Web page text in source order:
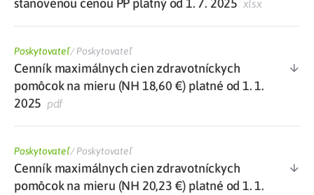
stanovenou cenou PP platný od 1. 7. 2025 xlsx
Poskytovateľ/Poskytovateľ
Cenník maximálnych cien zdravotníckych
pomôcok na mieru (NH 18,60 €) platné od 1. 1.
2025 pdf
Poskytovateľ/Poskytovateľ
Cenník maximálnych cien zdravotníckych
pomôcok na mieru (NH 20,23 €) platné od 1. 1.